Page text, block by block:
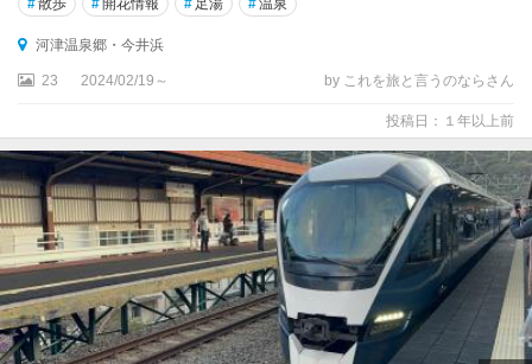
#散歩 # 開花情報 # 足湯 #温泉
河津温泉郷・今井浜
23 2024/02/19～ by これを旅と言うのならさん
投稿日：１年以上前